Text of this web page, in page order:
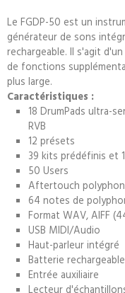
Le FGDP-50 est un
générateur de sons
rechargeable. Il s'agit
de fonctions
plus large.
Caractéristiques :
18 DrumPads ultra-
RVB
12 présets
39 kits prédéfinis et
50 Users
Aftertouch
64 notes de
Format WAV, AIFF
USB MIDI/Audio
Haut-parleur intégré
Batterie rechargeable
Entrée auxiliaire
Lecteur